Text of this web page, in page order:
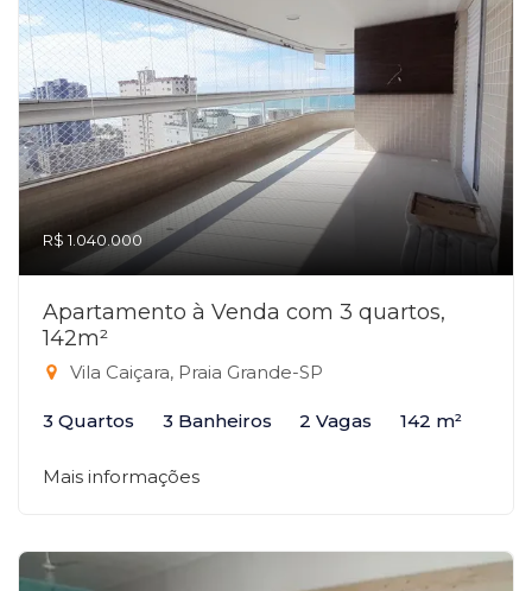
R$ 1.040.000
Apartamento à Venda com 3 quartos,
142m²
Vila Caiçara, Praia Grande-SP
3 Quartos 3 Banheiros 2 Vagas 142 m²
Mais informações